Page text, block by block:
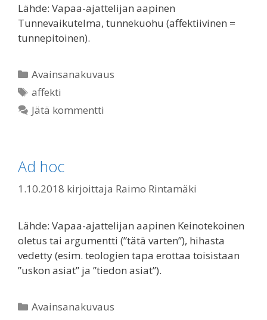
Lähde: Vapaa-ajattelijan aapinen
Tunnevaikutelma, tunnekuohu (affektiivinen =
tunnepitoinen).
Kategoriat
Avainsanakuvaus
Avainsanat
affekti
Jätä kommentti
Ad hoc
1.10.2018 kirjoittaja Raimo Rintamäki
Lähde: Vapaa-ajattelijan aapinen Keinotekoinen
oletus tai argumentti (”tätä varten”), hihasta
vedetty (esim. teologien tapa erottaa toisistaan
”uskon asiat” ja ”tiedon asiat”).
Kategoriat
Avainsanakuvaus